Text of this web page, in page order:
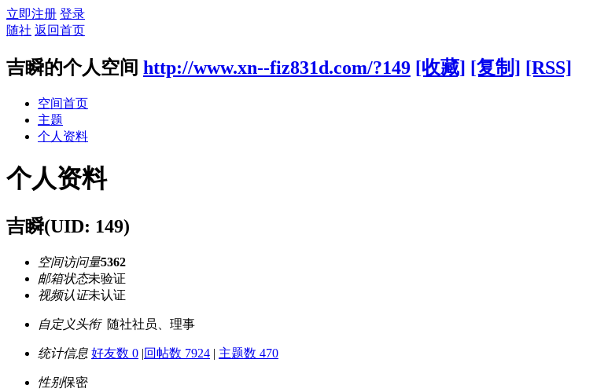
立即注册 登录
随社 返回首页
吉瞬的个人空间 http://www.xn--fiz831d.com/?149 [收藏] [复制] [RSS]
空间首页
主题
个人资料
个人资料
吉瞬(UID: 149)
空间访问量5362
邮箱状态未验证
视频认证未认证
自定义头衔 随社社员、理事
统计信息 好友数 0 |回帖数 7924 | 主题数 470
性别保密